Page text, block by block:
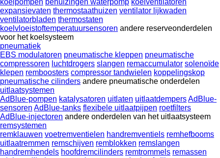
expansievaten thermostaathuizen ventilator lijkwaden
ventilatorbladen thermostaten
koelvloeistoftemperatuursensoren andere reserveonderdelen
voor het koelsysteem
pneumatiek
EBS modulatoren pneumatische kleppen pneumatische
compressoren luchtdrogers slangen remaccumulator solenoïde
klepen remboosters compressor tandwielen koppelingskop
pneumatische cilinders andere pneumatische onderdelen
uitlaatsystemen
AdBlue-pompen katalysatoren uitlaten uitlaatdempersAdBlue-
sensoren AdBlue-tanks flexibele uitlaatpijpen roetfilters
AdBlue-injectoren andere onderdelen van het uitlaatsysteem
remsystemen
remklauwen voetremventielen handremventiels remhefbooms
uitlaatremmen remschijven remblokken remslangen
handremhendels hoofdremcilinders remtrommels remassen